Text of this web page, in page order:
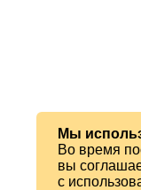
Мы
Во время
вы
с